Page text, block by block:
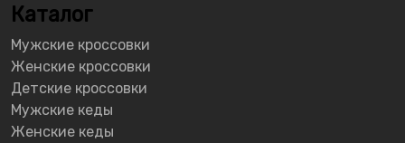
Каталог
Мужские кроссовки
Женские кроссовки
Детские кроссовки
Мужские кеды
Женские кеды